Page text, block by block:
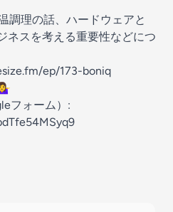
調理の話、ハードウェアと
ネスを考える重要性などにつ
ep/173-boniq
フォーム）: